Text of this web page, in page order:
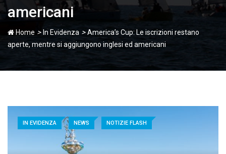
americani
Home > In Evidenza >America’s Cup: Le iscrizioni restano
aperte, mentre si aggiungono inglesi ed americani
IN EVIDENZA NEWS NOTIZIE FLASH